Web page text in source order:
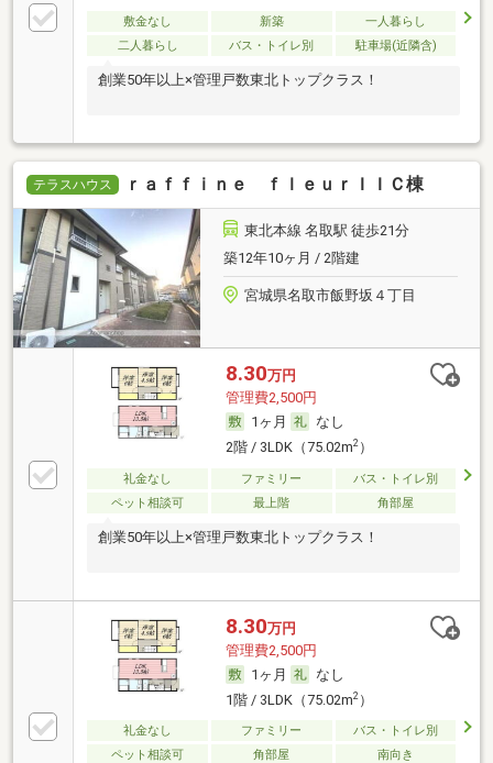
敷金なし 新築
一人暮らし
二人暮らし
バス・トイレ別 駐車場(近隣含)
創業50年以上×管理戸数東北トップクラス！
テラスハウス ｒａｆｆｉｎｅ ｆｌｅｕｒＩＩＣ棟
東北本線 名取駅 徒歩21分
築12年10ヶ月 / 2階建
宮城県名取市飯野坂４丁目
8.30万円
管理費2,500円
1ヶ月
なし
2階 / 3LDK（75.02m2）
礼金なし ファミリー
バス・トイレ別
ペット相談可
最上階 角部屋
創業50年以上×管理戸数東北トップクラス！
8.30万円
管理費2,500円
1ヶ月
なし
1階 / 3LDK（75.02m2）
礼金なし ファミリー
バス・トイレ別
ペット相談可
角部屋 南向き